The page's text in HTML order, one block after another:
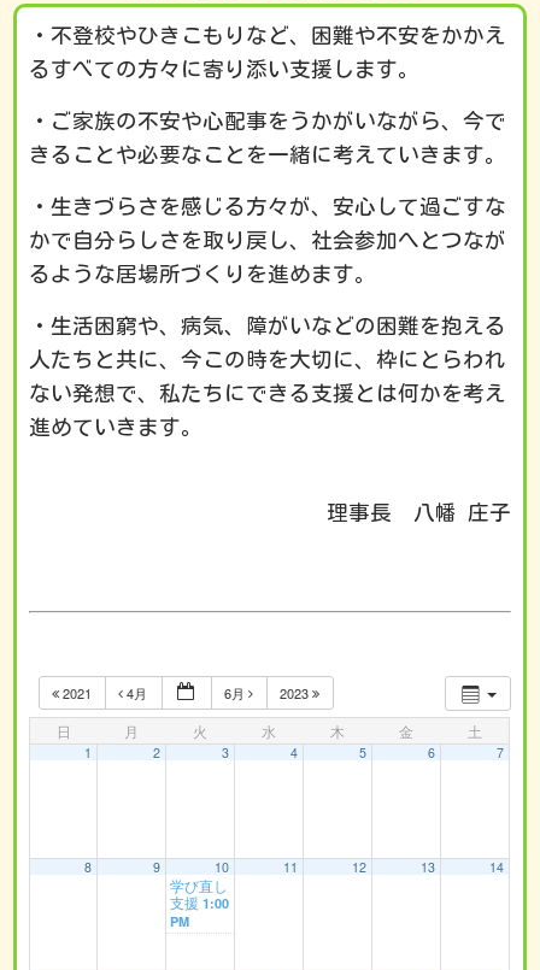
・不登校やひきこもりなど、困難や不安をかかえ
るすべての方々に寄り添い支援します。
・ご家族の不安や心配事をうかがいながら、今で
きることや必要なことを一緒に考えていきます。
・生きづらさを感じる方々が、安心して過ごすな
かで自分らしさを取り戻し、社会参加へとつなが
るような居場所づくりを進めます。
・生活困窮や、病気、障がいなどの困難を抱える
人たちと共に、今この時を大切に、枠にとらわれ
ない発想で、私たちにできる支援とは何かを考え
進めていきます。
理事長 八幡 庄子
2021 4月 6月 2023
日 月 火 水 木 金 土
1 2 3 4 5 6 7
8 9 10
学び直し
支援1:00
PM
11 12 13 14